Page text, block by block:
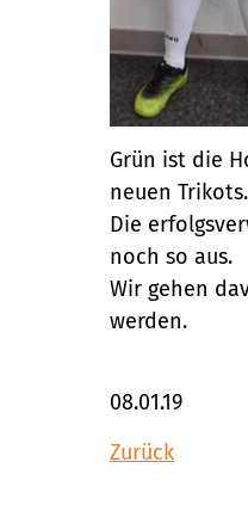
Grün ist die
neuen Trikots.
Die
noch so aus.
Wir gehen
werden.
08.01.19
Zurück